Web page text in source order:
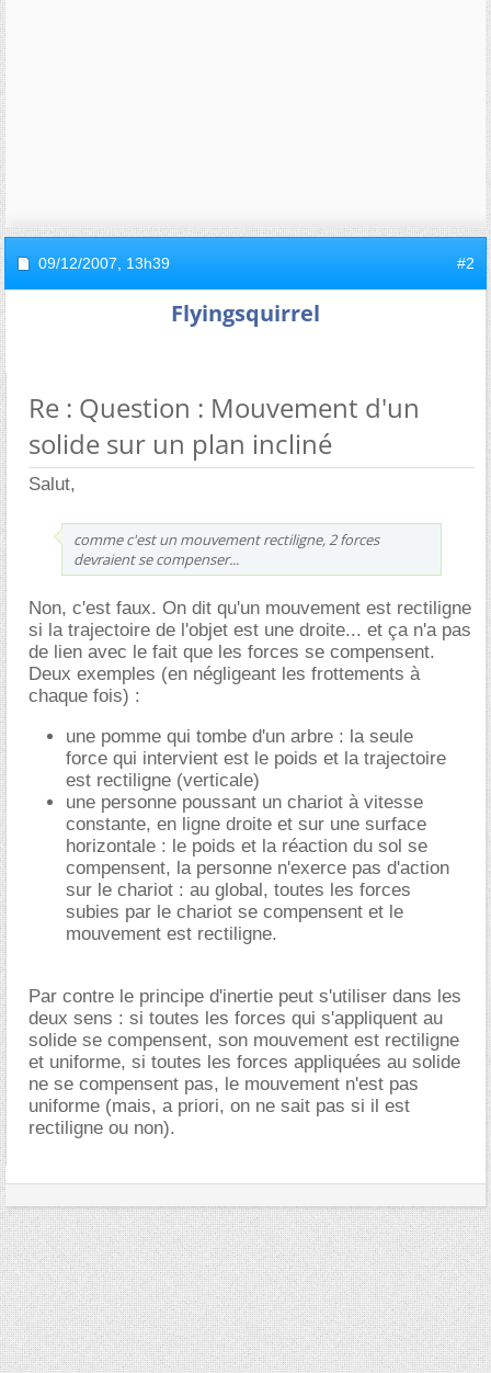
09/12/2007, 13h39 #2
Flyingsquirrel
Re : Question : Mouvement d'un
solide sur un plan incliné
Salut,
comme c'est un mouvement rectiligne, 2 forces
devraient se compenser...
Non, c'est faux. On dit qu'un mouvement est rectiligne
si la trajectoire de l'objet est une droite... et ça n'a pas
de lien avec le fait que les forces se compensent.
Deux exemples (en négligeant les frottements à
chaque fois) :
une pomme qui tombe d'un arbre : la seule
force qui intervient est le poids et la trajectoire
est rectiligne (verticale)
une personne poussant un chariot à vitesse
constante, en ligne droite et sur une surface
horizontale : le poids et la réaction du sol se
compensent, la personne n'exerce pas d'action
sur le chariot : au global, toutes les forces
subies par le chariot se compensent et le
mouvement est rectiligne.
Par contre le principe d'inertie peut s'utiliser dans les
deux sens : si toutes les forces qui s'appliquent au
solide se compensent, son mouvement est rectiligne
et uniforme, si toutes les forces appliquées au solide
ne se compensent pas, le mouvement n'est pas
uniforme (mais, a priori, on ne sait pas si il est
rectiligne ou non).